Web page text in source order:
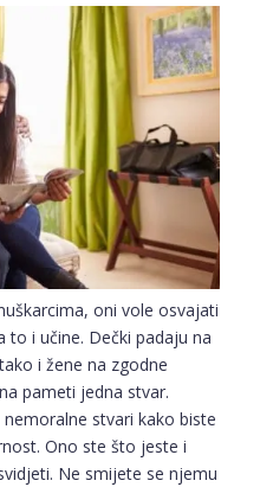
oni vole osvajati
i učine. Dečki padaju na
i žene na zgodne
pameti jedna stvar.
stvari kako biste
Ono ste što jeste i
Ne smijete se njemu